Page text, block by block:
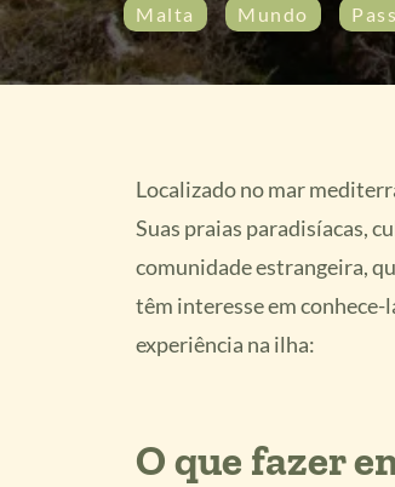
Malta Mundo
Localizado no mar
Suas praias paradisíacas,
comunidade estrangeira,
têm interesse em conhece-
experiência na ilha:
O que fazer